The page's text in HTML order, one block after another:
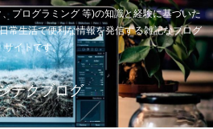
プログラミング 等)の知識と経験に基づいた
常生活で便利な情報を発信する雑記なブログ
サイトです。
テクブログ